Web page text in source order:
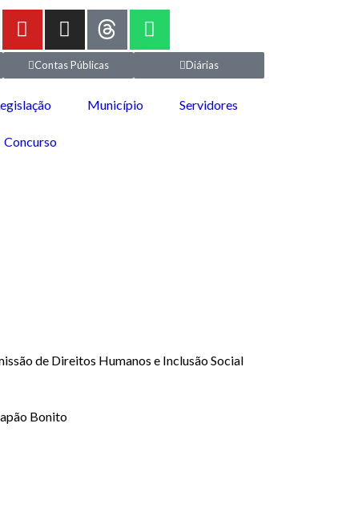
Contas Públicas Diárias
Município Servidores
Concurso
de Direitos Humanos e Inclusão Social
Bonito